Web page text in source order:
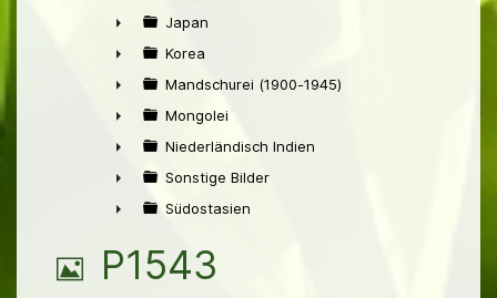
►
►
Japan
►
Korea
►
Mandschurei (1900-1945)
►
Mongolei
►
Niederländisch Indien
►
Sonstige Bilder
Südostasien
B
P1543